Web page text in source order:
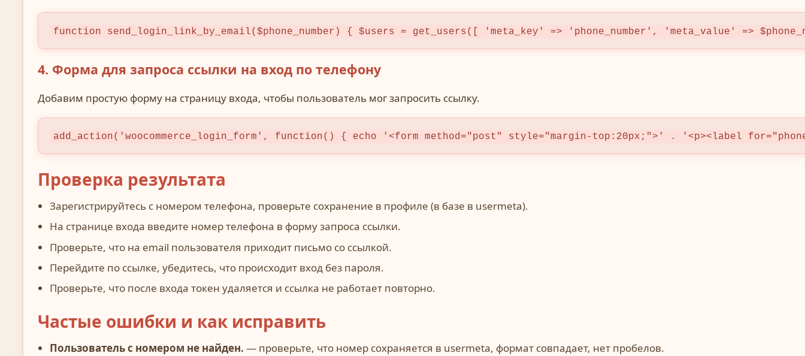
function send_login_link_by_email($phone_number) { $users = get_users([ 'meta_key' => 'phone_number', 'meta_value' =>
4. Форма для запроса ссылки на вход по телефону
Добавим простую форму на страницу входа, чтобы пользователь мог запросить ссылку.
add_action('woocommerce_login_form', function() { echo '<form method="post" style="margin-top:20px;">' . '<p><label
Проверка результата
Зарегистрируйтесь с номером телефона, проверьте сохранение в профиле (в базе в usermeta).
На странице входа введите номер телефона в форму запроса ссылки.
Проверьте, что на email пользователя приходит письмо со ссылкой.
Перейдите по ссылке, убедитесь, что происходит вход без пароля.
Проверьте, что после входа токен удаляется и ссылка не работает повторно.
Частые ошибки и как исправить
Пользователь с номером не найден. — проверьте, что номер сохраняется в usermeta, формат совпадает, нет пробелов.